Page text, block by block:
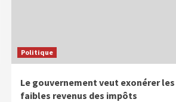
Politique
Le gouvernement veut exonérer les
faibles revenus des impôts